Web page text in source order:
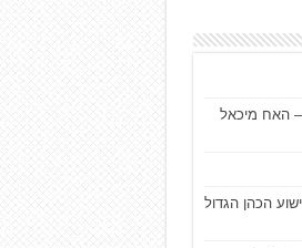
– האח מיכאל
אל העברים פרק ה’ 1-10 – ישוע הכהן הגדול